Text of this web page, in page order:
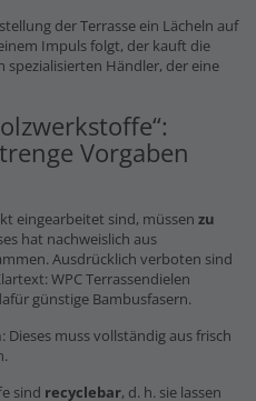
der Terrasse ein Lächeln auf
Impuls folgt, der kauft die
spezialisierten Händler, der eine
Vorgaben
eingearbeitet sind, müssen zu
hat nachweislich aus
Ausdrücklich verboten sind
WPC Terrassendielen
günstige Bambusfasern.
: Dieses muss vollständig aus frisch
sind recyclebar, d. h. sie lassen